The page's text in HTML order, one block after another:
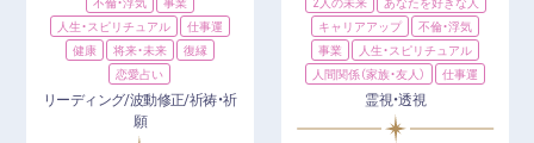
人生・スピリチュアル
仕事運
健康
将来・未来
復縁
恋愛占い
リーディング/波動修正/祈祷・祈
願
キャリアアップ
不倫・浮気
事業
人生・スピリチュアル
人間関係（家族・友人）
仕事運
霊視・透視